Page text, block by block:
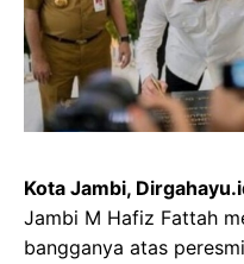
Kota Jambi,
Jambi M Hafiz Fattah
bangganya atas